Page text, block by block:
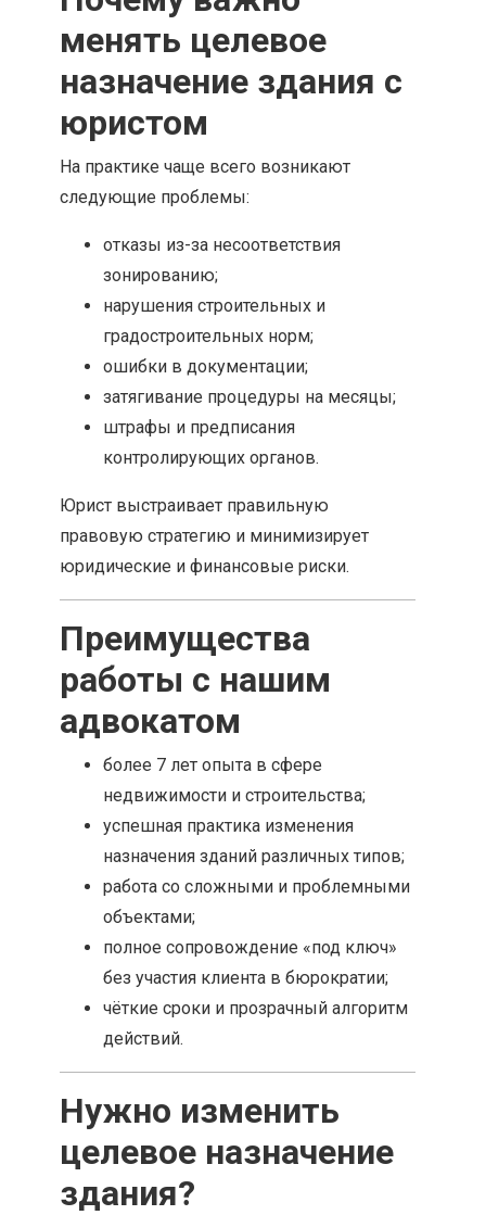
менять целевое
назначение здания с
юристом
На практике чаще всего возникают
следующие проблемы:
отказы из-за несоответствия
зонированию;
нарушения строительных и
градостроительных норм;
ошибки в документации;
затягивание процедуры на месяцы;
штрафы и предписания
контролирующих органов.
Юрист выстраивает правильную
правовую стратегию и минимизирует
юридические и финансовые риски.
Преимущества
работы с нашим
адвокатом
более 7 лет опыта в сфере
недвижимости и строительства;
успешная практика изменения
назначения зданий различных типов;
работа со сложными и проблемными
объектами;
полное сопровождение «под ключ»
без участия клиента в бюрократии;
чёткие сроки и прозрачный алгоритм
действий.
Нужно изменить
целевое назначение
здания?